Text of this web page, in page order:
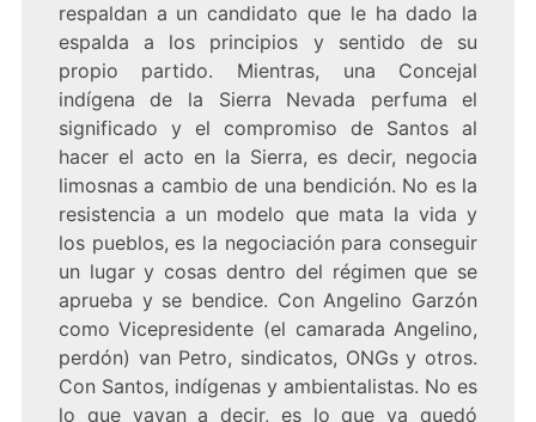
respaldan a un candidato que le ha dado la
espalda a los principios y sentido de su
propio partido. Mientras, una Concejal
indígena de la Sierra Nevada perfuma el
significado y el compromiso de Santos al
hacer el acto en la Sierra, es decir, negocia
limosnas a cambio de una bendición. No es la
resistencia a un modelo que mata la vida y
los pueblos, es la negociación para conseguir
un lugar y cosas dentro del régimen que se
aprueba y se bendice. Con Angelino Garzón
como Vicepresidente (el camarada Angelino,
perdón) van Petro, sindicatos, ONGs y otros.
Con Santos, indígenas y ambientalistas. No es
lo que vayan a decir, es lo que ya quedó